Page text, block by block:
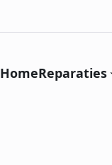
HomeReparaties